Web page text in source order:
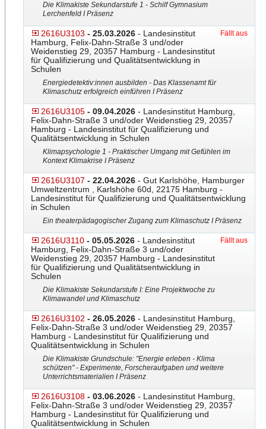
Die Klimakiste Sekundarstufe 1 - Schilf Gymnasium
Lerchenfeld I Präsenz
2616U3103 - 25.03.2026 - Landesinstitut
Hamburg, Felix-Dahn-Straße 3 und/oder
Weidenstieg 29, 20357 Hamburg - Landesinstitut
für Qualifizierung und Qualitätsentwicklung in
Schulen
Fällt aus
Energiedetektiv:innen ausbilden - Das Klassenamt für
Klimaschutz erfolgreich einführen I Präsenz
2616U3105 - 09.04.2026 - Landesinstitut Hamburg,
Felix-Dahn-Straße 3 und/oder Weidenstieg 29, 20357
Hamburg - Landesinstitut für Qualifizierung und
Qualitätsentwicklung in Schulen
Klimapsychologie 1 - Praktischer Umgang mit Gefühlen im
Kontext Klimakrise I Präsenz
2616U3107 - 22.04.2026 - Gut Karlshöhe, Hamburger
Umweltzentrum , Karlshöhe 60d, 22175 Hamburg -
Landesinstitut für Qualifizierung und Qualitätsentwicklung
in Schulen
Ein theaterpädagogischer Zugang zum Klimaschutz I Präsenz
2616U3110 - 05.05.2026 - Landesinstitut
Hamburg, Felix-Dahn-Straße 3 und/oder
Weidenstieg 29, 20357 Hamburg - Landesinstitut
für Qualifizierung und Qualitätsentwicklung in
Schulen
Fällt aus
Die Klimakiste Sekundarstufe I: Eine Projektwoche zu
Klimawandel und Klimaschutz
2616U3102 - 26.05.2026 - Landesinstitut Hamburg,
Felix-Dahn-Straße 3 und/oder Weidenstieg 29, 20357
Hamburg - Landesinstitut für Qualifizierung und
Qualitätsentwicklung in Schulen
Die Klimakiste Grundschule: "Energie erleben - Klima
schützen" - Experimente, Forscheraufgaben und weitere
Unterrichtsmaterialien I Präsenz
2616U3108 - 03.06.2026 - Landesinstitut Hamburg,
Felix-Dahn-Straße 3 und/oder Weidenstieg 29, 20357
Hamburg - Landesinstitut für Qualifizierung und
Qualitätsentwicklung in Schulen